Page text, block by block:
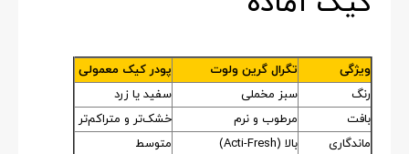
ویژگی تگرال گرین ولوت
پودر کیک معمولی
رنگ
سبز مخملی
سفید یا زرد
بافت
مرطوب و نرم
خشک‌تر و متراکم‌تر
ماندگاری
بالا (Acti-Fresh)
متوسط